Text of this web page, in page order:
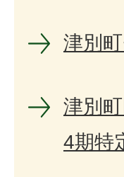
津別
津別
4期特